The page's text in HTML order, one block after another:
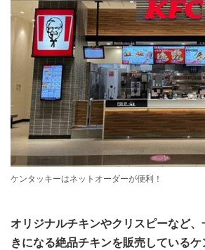
ケンタッキーはネットオーダーが便利！
オリジナルチキンやクリスピーなど
きになる絶品チキンを販売しているケ